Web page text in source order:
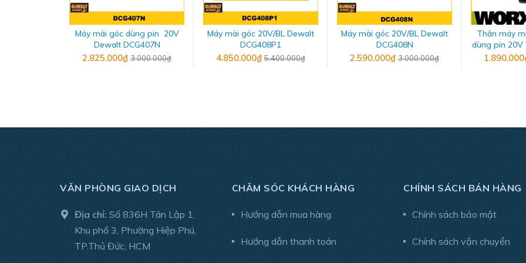
thợ, ngoài ra, máy còn thiết kế thêm tay cầm phụ để tăng độ chắc chắn, chống trơn trượt khi làm việc.
THÔNG SỐ KỸ THUẬT
- Thương hiệu: Milwaukee
Máy mài góc dùng pin 20V
Dewalt DCG407N
2.825.000₫ 3.000.000₫
Máy mài góc 20V/BL Dewalt
DCG408P1
4.850.000₫ 5.400.000₫
Máy mài góc 20V/BL Dewalt
DCG408N
2.590.000₫ 3.000.000₫
Thân máy
dùng pin
VĂN PHÒNG GIAO DỊCH
Địa chỉ: Số 836H Tân Lập 1,
Khu phố 3, Phường Hiệp Phú,
TP.Thủ Đức, HCM
CHĂM SÓC KHÁCH HÀNG
Hướng dẫn mua hàng
Hướng dẫn thanh toán
CHÍNH SÁCH BÁN HÀNG
Chính sách bảo mật
Chính sách vận chuyển